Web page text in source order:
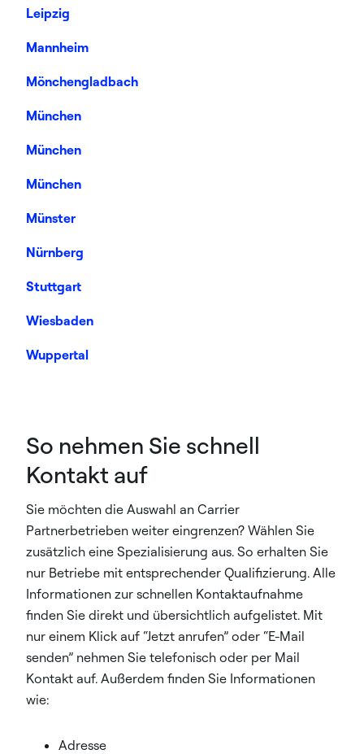
Leipzig
Mannheim
Mönchengladbach
München
München
München
Münster
Nürnberg
Stuttgart
Wiesbaden
Wuppertal
So nehmen Sie schnell
Kontakt auf
Sie möchten die Auswahl an Carrier
Partnerbetrieben weiter eingrenzen? Wählen Sie
zusätzlich eine Spezialisierung aus. So erhalten Sie
nur Betriebe mit entsprechender Qualifizierung. Alle
Informationen zur schnellen Kontaktaufnahme
finden Sie direkt und übersichtlich aufgelistet. Mit
nur einem Klick auf “Jetzt anrufen” oder “E-Mail
senden” nehmen Sie telefonisch oder per Mail
Kontakt auf. Außerdem finden Sie Informationen
wie:
Adresse